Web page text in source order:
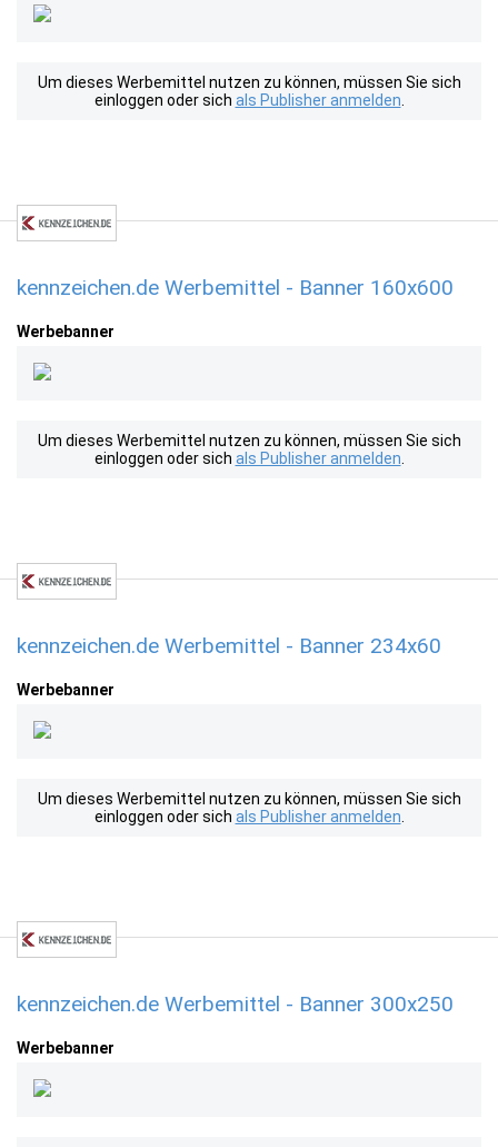
Um dieses Werbemittel nutzen zu können, müssen Sie sich
einloggen oder sich als Publisher anmelden
kennzeichen.de Werbemittel - Banner 160x600
Werbebanner
Um dieses Werbemittel nutzen zu können, müssen Sie sich
einloggen oder sich als Publisher anmelden
kennzeichen.de Werbemittel - Banner 234x60
Werbebanner
Um dieses Werbemittel nutzen zu können, müssen Sie sich
einloggen oder sich als Publisher anmelden
kennzeichen.de Werbemittel - Banner 300x250
Werbebanner